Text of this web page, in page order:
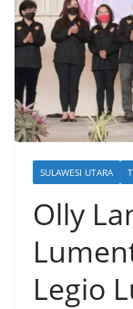
SULAWESI UTARA
Olly
Legio